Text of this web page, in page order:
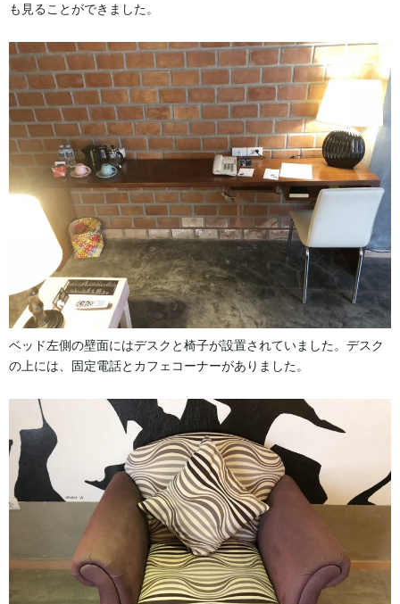
も見ることができました。
ベッド左側の壁面にはデスクと椅子が設置されていました。デスク
の上には、固定電話とカフェコーナーがありました。